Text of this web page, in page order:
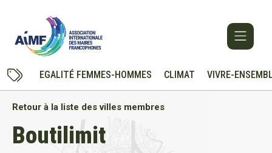
EGALITÉ FEMMES-HOMMES CLIMAT VIVRE-
Retour à la liste des villes membres
Boutilimit